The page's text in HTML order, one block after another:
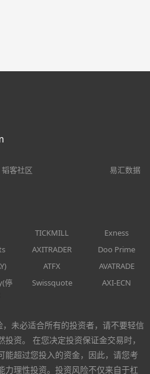
韬客社区 易汇数据
TICKMILL
Exness
AXITRADER
Doo Prime
ATFX
AVATRADE
停
Swissquote AXI-ECN
未必适合所有的投资者，请不要轻信
资。 在您决定投资保证金交易时，
能超过您投入的资金，因此，请您考
力理性投资。投资风险不仅来自于杠